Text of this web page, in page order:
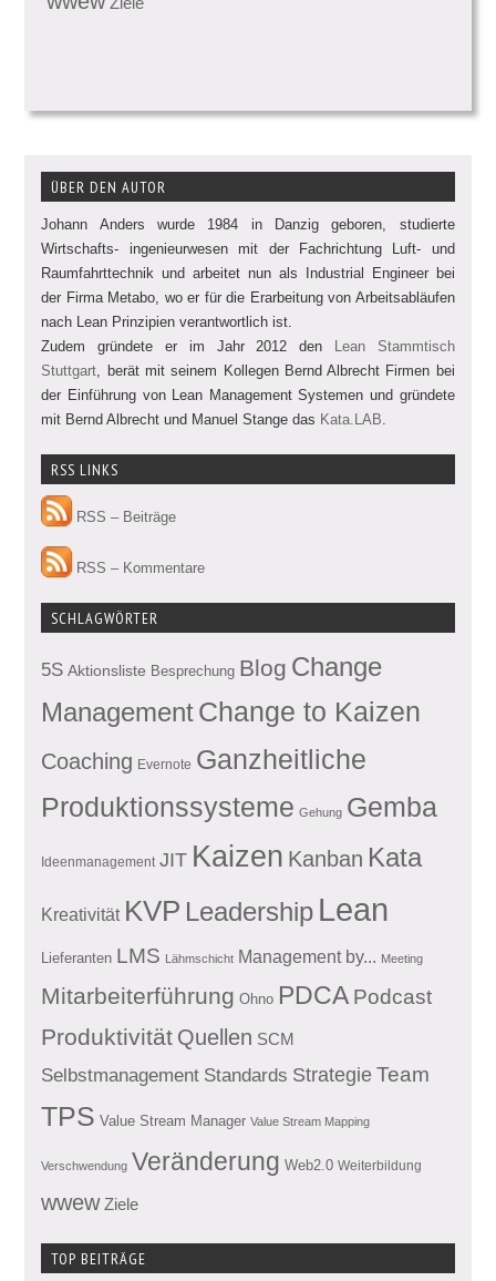
ÜBER DEN AUTOR
Johann Anders wurde 1984 in Danzig geboren, studierte
Wirtschafts- ingenieurwesen mit der Fachrichtung Luft- und
Raumfahrttechnik und arbeitet nun als Industrial Engineer bei
der Firma Metabo, wo er für die Erarbeitung von Arbeitsabläufen
nach Lean Prinzipien verantwortlich ist.
Zudem gründete er im Jahr 2012 den Lean Stammtisch
Stuttgart , berät mit seinem Kollegen Bernd Albrecht Firmen bei
der Einführung von Lean Management Systemen und gründete
mit Bernd Albrecht und Manuel Stange das Kata.LAB
RSS LINKS
RSS – Beiträge
RSS – Kommentare
SCHLAGWÖRTER
5S Aktionsliste Besprechung Blog Change
ManagementChange to Kaizen
Coaching Evernote Ganzheitliche
Produktionssysteme Gehung Gemba
Ideenmanagement JIT Kaizen Kanban Kata
Kreativität KVP Leadership Lean
Lieferanten LMS Lähmschicht Management by... Meeting
Mitarbeiterführung Ohno PDCA Podcast
Produktivität Quellen SCM
Selbstmanagement Standards Strategie Team
TPS Value Stream Manager Value Stream Mapping
Verschwendung Veränderung Web2.0 Weiterbildung
wwew Ziele
TOP BEITRÄGE